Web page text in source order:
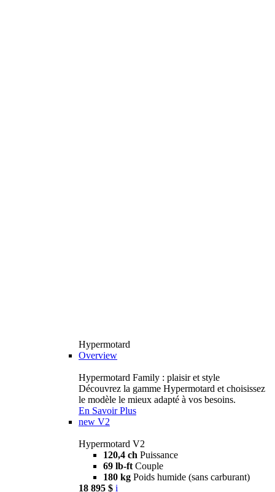
Hypermotard
Overview
Hypermotard Family : plaisir et style
Découvrez la gamme Hypermotard et choisissez
le modèle le mieux adapté à vos besoins.
En Savoir Plus
new V2
Hypermotard V2
120,4 ch Puissance
69 lb-ft Couple
180 kg Poids humide (sans carburant)
18 895 $ i